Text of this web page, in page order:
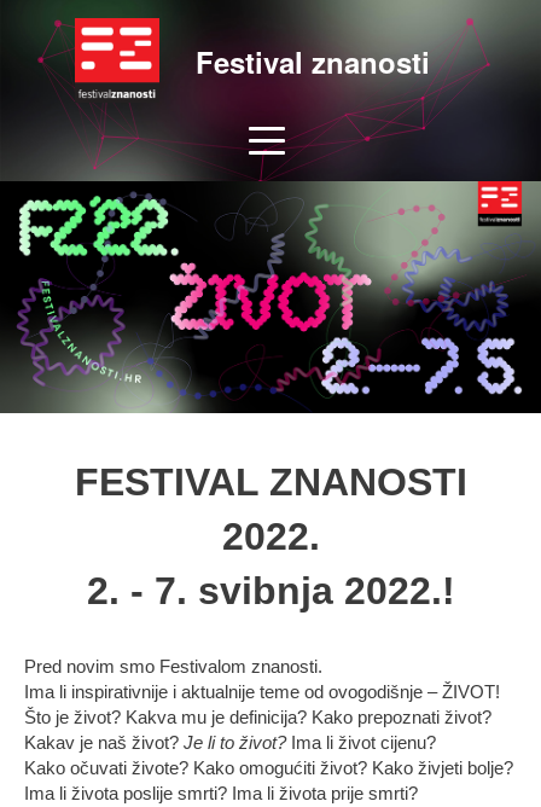
Festival znanosti
FESTIVAL ZNANOSTI
2022.
2. - 7. svibnja 2022.!
Pred novim smo Festivalom znanosti.
Ima li inspirativnije i aktualnije teme od ovogodišnje – ŽIVOT!
Što je život? Kakva mu je definicija? Kako prepoznati život?
Kakav je naš život?Je li to život?Ima li život cijenu?
Kako očuvati živote? Kako omogućiti život? Kako živjeti bolje?
Ima li života poslije smrti? Ima li života prije smrti?